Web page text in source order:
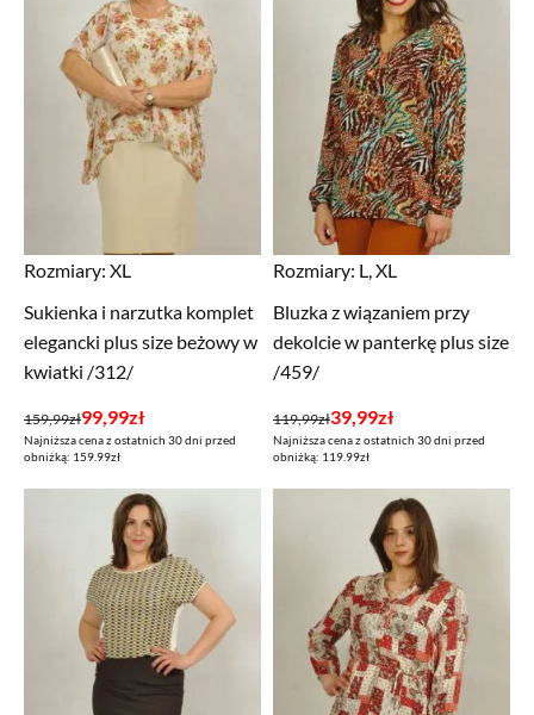
Rozmiary: XL
Sukienka i narzutka komplet
elegancki plus size beżowy w
kwiatki /312/
159,99zł
Pierwotna
cena
99,99zł
Aktualna
cena
Najniższa cena z ostatnich 30 dni przed
obniżką: 159.99zł
Rozmiary: L, XL
Bluzka z wiązaniem przy
dekolcie w panterkę plus size
/459/
119,99zł
Pierwotna
cena
39,99zł
Aktualna
cena
Najniższa cena z ostatnich 30 dni przed
obniżką: 119.99zł